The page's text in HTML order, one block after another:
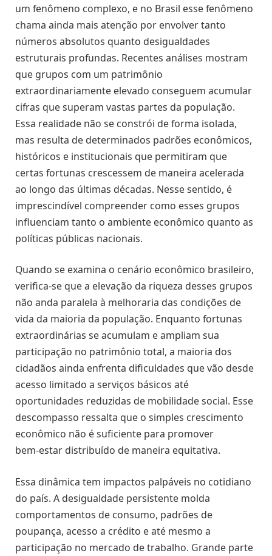
um fenômeno complexo, e no Brasil esse fenômeno
chama ainda mais atenção por envolver tanto
números absolutos quanto desigualdades
estruturais profundas. Recentes análises mostram
que grupos com um patrimônio
extraordinariamente elevado conseguem acumular
cifras que superam vastas partes da população.
Essa realidade não se constrói de forma isolada,
mas resulta de determinados padrões econômicos,
históricos e institucionais que permitiram que
certas fortunas crescessem de maneira acelerada
ao longo das últimas décadas. Nesse sentido, é
imprescindível compreender como esses grupos
influenciam tanto o ambiente econômico quanto as
políticas públicas nacionais.
Quando se examina o cenário econômico brasileiro,
verifica‑se que a elevação da riqueza desses grupos
não anda paralela à melhoraria das condições de
vida da maioria da população. Enquanto fortunas
extraordinárias se acumulam e ampliam sua
participação no patrimônio total, a maioria dos
cidadãos ainda enfrenta dificuldades que vão desde
acesso limitado a serviços básicos até
oportunidades reduzidas de mobilidade social. Esse
descompasso ressalta que o simples crescimento
econômico não é suficiente para promover
bem‑estar distribuído de maneira equitativa.
Essa dinâmica tem impactos palpáveis no cotidiano
do país. A desigualdade persistente molda
comportamentos de consumo, padrões de
poupança, acesso a crédito e até mesmo a
participação no mercado de trabalho. Grande parte